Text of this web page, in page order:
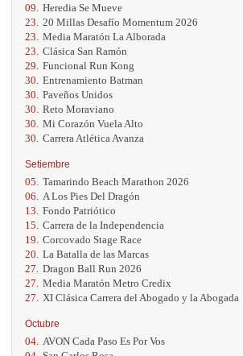
09. Heredia Se Mueve
23. 20 Millas Desafío Momentum 2026
23. Media Maratón La Alborada
23. Clásica San Ramón
29. Funcional Run Kong
30. Entrenamiento Batman
30. Paveños Unidos
30. Reto Moraviano
30. Mi Corazón Vuela Alto
30. Carrera Atlética Avanza
Setiembre
05. Tamarindo Beach Marathon 2026
06.
A Los Pies Del Dragón
13. Fondo Patriótico
15. Carrera de la Independencia
19. Corcovado Stage Race
20. La Batalla de las Marcas
27. Dragon Ball Run 2026
27. Media Maratón Metro Credix
27.
XI Clásica Carrera del Abogado y la Abogada
Octubre
04. AVON Cada Paso Es Por Vos